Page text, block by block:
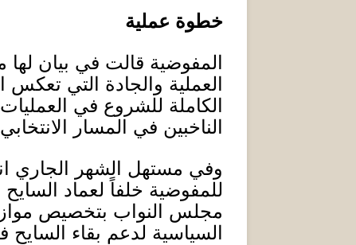
خطوة عملية
المفوضية قالت في بيان
العملية والجادة التي تعكس
الكاملة للشروع في
الناخبين في المسار
وفي مستهل الشهر الجاري
للمفوضية خلفاً لعماد
مجلس النواب بتخصيص موازنة
السياسية لدعم بقاء